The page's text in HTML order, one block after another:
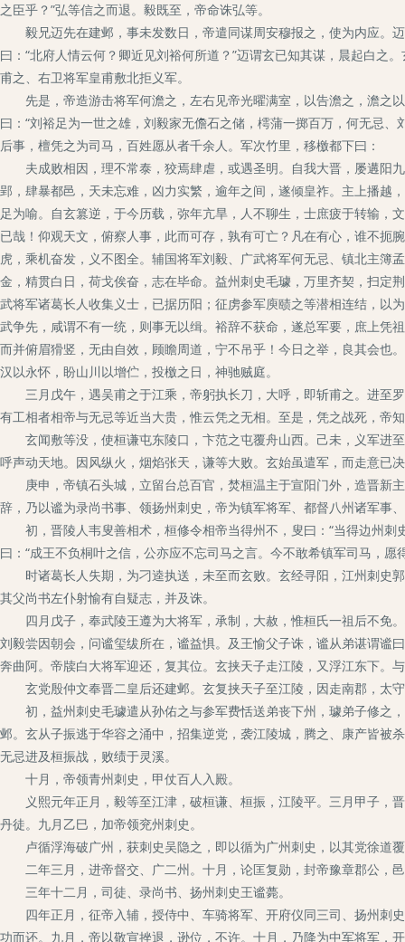
之臣乎？”弘等信之而退。毅既至，帝命诛弘等。
毅兄迈先在建邺，事未发数日，帝遣同谋周安穆报之，使为内应。
曰：“北府人情云何？卿近见刘裕何所道？”迈谓玄已知其谋，晨起白之
甫之、右卫将军皇甫敷北拒义军。
先是，帝造游击将军何澹之，左右见帝光曜满室，以告澹之，澹之
曰：“刘裕足为一世之雄，刘毅家无儋石之储，樗蒲一掷百万，何无忌
后事，檀凭之为司马，百姓愿从者千余人。军次竹里，移檄都下曰：
夫成败相因，理不常泰，狡焉肆虐，或遇圣明。自我大晋，屡遘阳
郢，肆暴都邑，天未忘难，凶力实繁，逾年之间，遂倾皇祚。主上播越
足为喻。自玄篡逆，于今历载，弥年亢旱，人不聊生，士庶疲于转输
已哉！仰观天文，俯察人事，此而可存，孰有可亡？凡在有心，谁不
虎，乘机奋发，义不图全。辅国将军刘毅、广武将军何无忌、镇北主
金，精贯白日，荷戈俟奋，志在毕命。益州刺史毛璩，万里齐契，扫定
武将军诸葛长人收集义士，已据历阳；征虏参军庾赜之等潜相连结，以
武争先，咸谓不有一统，则事无以缉。裕辞不获命，遂总军要，庶上凭
而并俯眉猾竖，无由自效，顾瞻周道，宁不吊乎！今日之举，良其会也
汉以永怀，盼山川以增伫，投檄之日，神驰贼庭。
三月戊午，遇吴甫之于江乘，帝躬执长刀，大呼，即斩甫之。进至
有工相者相帝与无忌等近当大贵，惟云凭之无相。至是，凭之战死，帝
玄闻敷等没，使桓谦屯东陵口，卞范之屯覆舟山西。己未，义军进
呼声动天地。因风纵火，烟焰张天，谦等大败。玄始虽遣军，而走意已
庚申，帝镇石头城，立留台总百官，焚桓温主于宣阳门外，造晋新
辞，乃以谧为录尚书事、领扬州刺史，帝为镇军将军、都督八州诸军事
初，晋陵人韦叟善相术，桓修令相帝当得州不，叟曰：“当得边州刺
曰：“成王不负桐叶之信，公亦应不忘司马之言。今不敢希镇军司马，愿
时诸葛长人失期，为刁逵执送，未至而玄败。玄经寻阳，江州刺史
其父尚书左仆射愉有自疑志，并及诛。
四月戊子，奉武陵王遵为大将军，承制，大赦，惟桓氏一祖后不免
刘毅尝因朝会，问谧玺绂所在，谧益惧。及王愉父子诛，谧从弟谌谓谧
奔曲阿。帝牍白大将军迎还，复其位。玄挟天子走江陵，又浮江东下。
玄党殷仲文奉晋二皇后还建邺。玄复挟天子至江陵，因走南郡，太
初，益州刺史毛璩遣从孙佑之与参军费恬送弟丧下州，璩弟子修之
邺。玄从子振逃于华容之涌中，招集逆党，袭江陵城，腾之、康产皆被
无忌进及桓振战，败绩于灵溪。
十月，帝领青州刺史，甲仗百人入殿。
义熙元年正月，毅等至江津，破桓谦、桓振，江陵平。三月甲子，
丹徒。九月乙巳，加帝领兖州刺史。
卢循浮海破广州，获刺史吴隐之，即以循为广州刺史，以其党徐道
二年三月，进帝督交、广二州。十月，论匡复勋，封帝豫章郡公，
三年十二月，司徒、录尚书、扬州刺史王谧薨。
四年正月，征帝入辅，授侍中、车骑将军、开府仪同三司、扬州刺
功而还。九月，帝以敬宣挫退，逊位，不许。十月，乃降为中军将军，